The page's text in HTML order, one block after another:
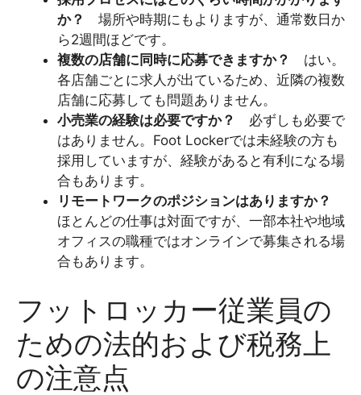
か？
場所や時期にもよりますが、通常数日か
ら2週間ほどです。
複数の店舗に同時に応募できますか？
はい。
各店舗ごとに求人が出ているため、近隣の複数
店舗に応募しても問題ありません。
小売業の経験は必要ですか？
必ずしも必要で
はありません。Foot Lockerでは未経験の方も
採用していますが、経験があると有利になる場
合もあります。
リモートワークのポジションはありますか？
ほとんどの仕事は対面ですが、一部本社や地域
オフィスの職種ではオンラインで募集される場
合もあります。
フットロッカー従業員の
ための法的および税務上
の注意点